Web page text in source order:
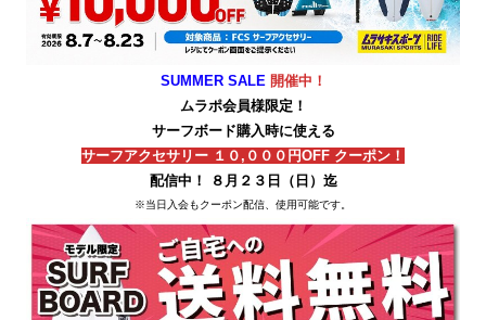
SUMMER SALE 開催中！
ムラポ会員様限定！
サーフボード購入時に使える
サーフアクセサリー １０,０００円OFF クーポン！
配信中！ ８月２３日（日）迄
※当日入会もクーポン配信、使用可能です。